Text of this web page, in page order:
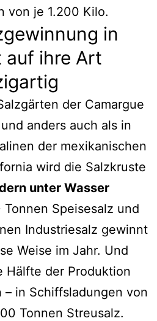
von je 1.200 Kilo.
in
auf ihre Art
der Camargue
anders auch als in
der mexikanischen
wird die Salzkruste
unter Wasser
Speisesalz und
Industriesalz gewinnt
Weise im Jahr. Und
Hälfte der Produktion
– in Schiffsladungen von
Tonnen Streusalz.